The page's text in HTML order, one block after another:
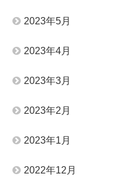
2023年5月
2023年4月
2023年3月
2023年2月
2023年1月
2022年12月